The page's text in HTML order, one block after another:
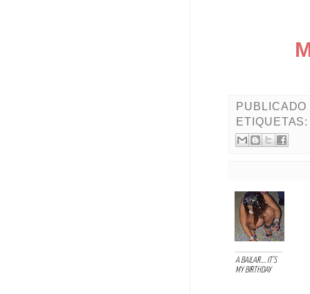
A BAILAR.... IT'S
MY BIRTHDAY